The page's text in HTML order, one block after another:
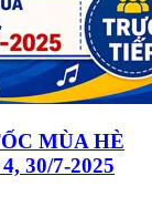
MÙA HÈ
30/7-2025